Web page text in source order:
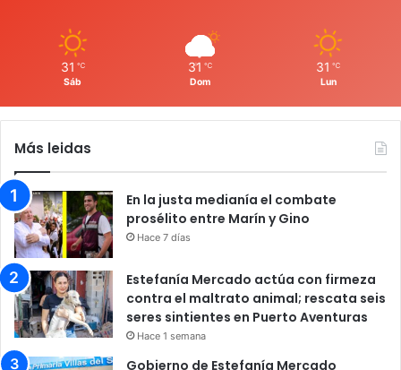
31 ℃
Sáb
31 ℃
Dom
31 ℃
Lun
Más leidas
En la justa medianía el combate
prosélito entre Marín y Gino
Hace 7 días
Estefanía Mercado actúa con firmeza
contra el maltrato animal; rescata seis
seres sintientes en Puerto Aventuras
Hace 1 semana
Gobierno de Estefanía Mercado